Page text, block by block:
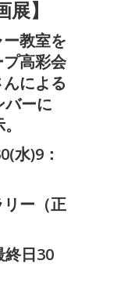
】
教室を
高彩会
んによる
バーに
)9：
ー（正
日30